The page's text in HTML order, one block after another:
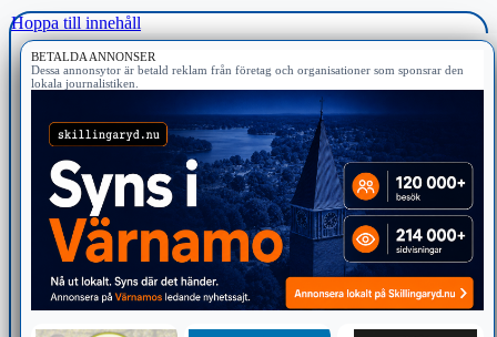
Hoppa till innehåll
BETALDA ANNONSER
Dessa annonsytor är betald reklam från företag och organisationer som sponsrar den
lokala journalistiken.